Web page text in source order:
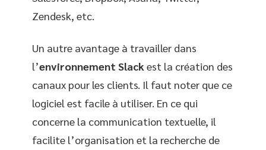
Zendesk, etc.
Un autre avantage à travailler dans
l’environnement Slack est la création des
canaux pour les clients. Il faut noter que ce
logiciel est facile à utiliser. En ce qui
concerne la communication textuelle, il
facilite l’organisation et la recherche de